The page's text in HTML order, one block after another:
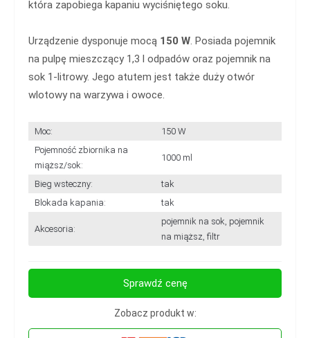
która zapobiega kapaniu wyciśniętego soku.
Urządzenie dysponuje mocą 150 W. Posiada pojemnik
na pulpę mieszczący 1,3 l odpadów oraz pojemnik na
sok 1-litrowy. Jego atutem jest także duży otwór
wlotowy na warzywa i owoce.
Moc:
150 W
Pojemność zbiornika na
miąższ/sok:
1000 ml
Bieg wsteczny:
tak
Blokada kapania:
tak
Akcesoria:
pojemnik na sok, pojemnik
na miąższ, filtr
Sprawdź cenę
Zobacz produkt w: